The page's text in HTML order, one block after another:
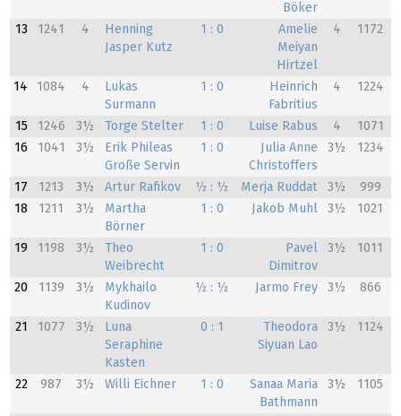
Böker
13 1241 4
Henning
Jasper Kutz
1 : 0
Amelie
Meiyan
Hirtzel
4 1172
14 1084 4
Lukas
Surmann
1 : 0
Heinrich
Fabritius
4 1224
15 1246 3½ Torge Stelter 1 : 0 Luise Rabus 4
1071
16
1041 3½
Erik Phileas
Große Servin
1 : 0
Julia Anne
Christoffers
3½ 1234
17 1213 3½ Artur Rafikov ½ : ½ Merja Ruddat 3½
999
18
1211 3½
Martha
Börner
1 : 0 Jakob Muhl 3½ 1021
19 1198 3½
Theo
Weibrecht
1 : 0
Pavel
Dimitrov
3½ 1011
20 1139 3½
Mykhailo
Kudinov
½ : ½ Jarmo Frey 3½ 866
21 1077 3½
Luna
Seraphine
Kasten
0 : 1
Theodora
Siyuan Lao
3½ 1124
22 987 3½ Willi Eichner 1 : 0
Sanaa Maria
Bathmann
3½ 1105